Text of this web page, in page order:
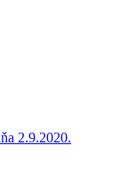
2.9.2020.